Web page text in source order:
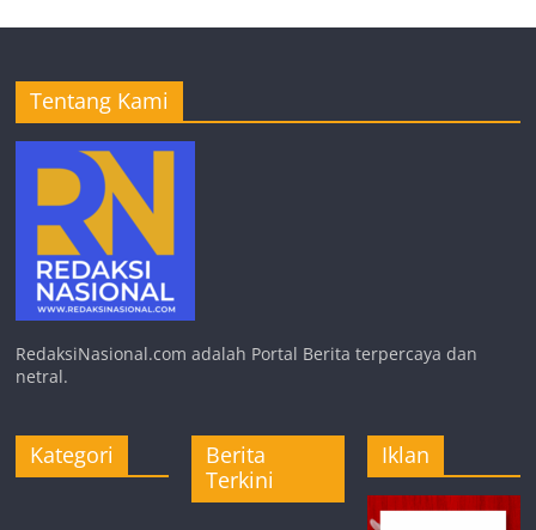
Tentang Kami
RedaksiNasional.com adalah Portal Berita terpercaya dan
netral.
Kategori
Berita
Terkini
Iklan